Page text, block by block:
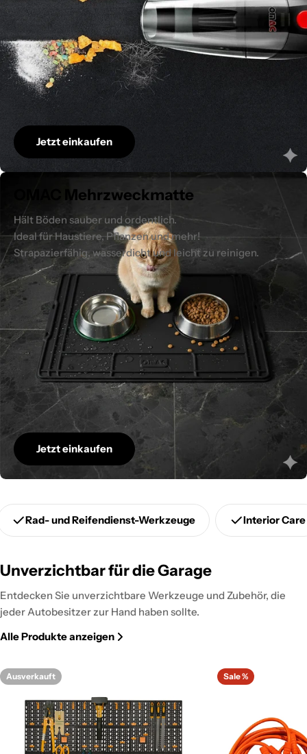
Jetzt einkaufen
OMAC Mehrzweckmatte
Hält Böden sauber und ordentlich.
Ideal für Haustiere, Pflanzen und mehr!
Strapazierfähig, wasserdicht und leicht zu reinigen.
Jetzt einkaufen
Rad- und Reifendienst-Werkzeuge Interior Care
Unverzichtbar für die Garage
Entdecken Sie unverzichtbare Werkzeuge und Zubehör, die
jeder Autobesitzer zur Hand haben sollte.
Alle Produkte anzeigen
Ausverkauft Sale %